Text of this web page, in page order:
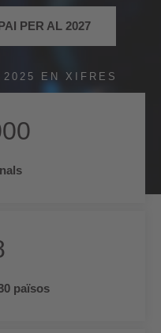
PER AL 2027
2025 EN XIFRES
països